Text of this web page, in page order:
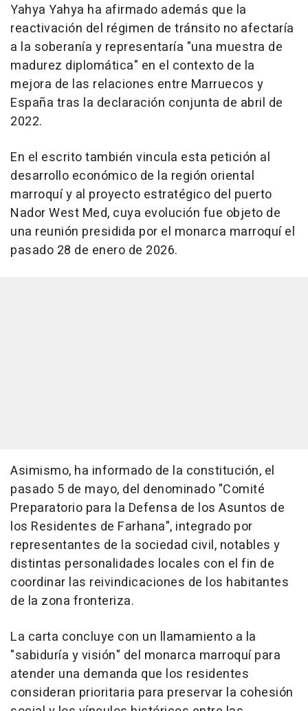
Yahya Yahya ha afirmado además que la
reactivación del régimen de tránsito no afectaría
a la soberanía y representaría "una muestra de
madurez diplomática" en el contexto de la
mejora de las relaciones entre Marruecos y
España tras la declaración conjunta de abril de
2022.
En el escrito también vincula esta petición al
desarrollo económico de la región oriental
marroquí y al proyecto estratégico del puerto
Nador West Med, cuya evolución fue objeto de
una reunión presidida por el monarca marroquí el
pasado 28 de enero de 2026.
Asimismo, ha informado de la constitución, el
pasado 5 de mayo, del denominado "Comité
Preparatorio para la Defensa de los Asuntos de
los Residentes de Farhana", integrado por
representantes de la sociedad civil, notables y
distintas personalidades locales con el fin de
coordinar las reivindicaciones de los habitantes
de la zona fronteriza.
La carta concluye con un llamamiento a la
"sabiduría y visión" del monarca marroquí para
atender una demanda que los residentes
consideran prioritaria para preservar la cohesión